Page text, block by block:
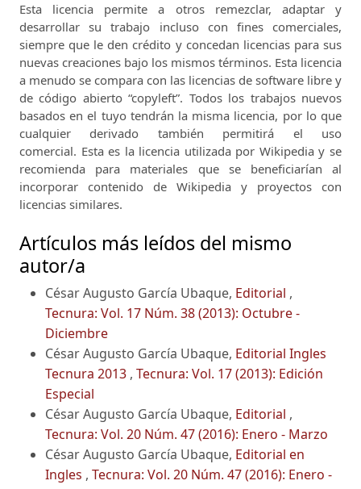
Esta licencia permite a otros remezclar, adaptar y
desarrollar su trabajo incluso con fines comerciales,
siempre que le den crédito y concedan licencias para sus
nuevas creaciones bajo los mismos términos. Esta licencia
a menudo se compara con las licencias de software libre y
de código abierto “copyleft”. Todos los trabajos nuevos
basados ​​en el tuyo tendrán la misma licencia, por lo que
cualquier derivado también permitirá el uso
comercial. Esta es la licencia utilizada por Wikipedia y se
recomienda para materiales que se beneficiarían al
incorporar contenido de Wikipedia y proyectos con
licencias similares.
Artículos más leídos del mismo
autor/a
César Augusto García Ubaque, Editorial ,
Tecnura: Vol. 17 Núm. 38 (2013): Octubre -
Diciembre
César Augusto García Ubaque, Editorial Ingles
Tecnura 2013 , Tecnura: Vol. 17 (2013): Edición
Especial
César Augusto García Ubaque, Editorial ,
Tecnura: Vol. 20 Núm. 47 (2016): Enero - Marzo
César Augusto García Ubaque, Editorial en
Ingles , Tecnura: Vol. 20 Núm. 47 (2016): Enero -